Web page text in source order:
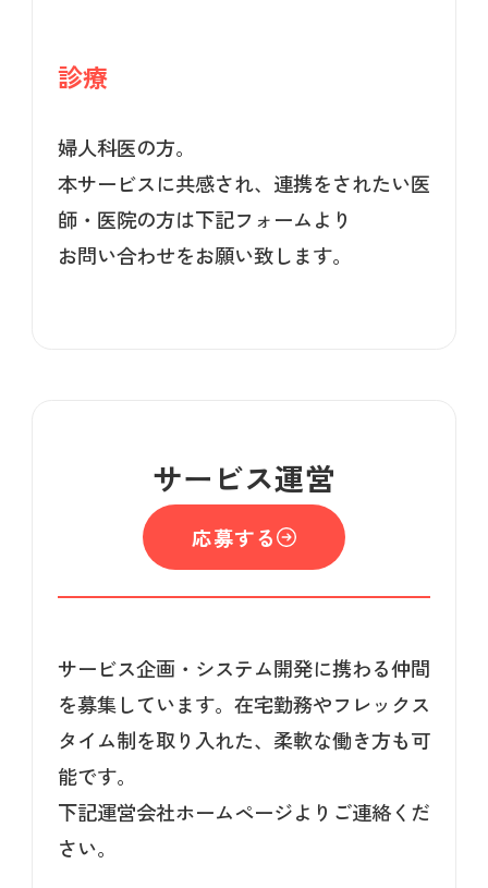
診療
婦人科医の方。
本サービスに共感され、連携をされたい医
師・医院の方は下記フォームより
お問い合わせをお願い致します。
サービス運営
応募する
サービス企画・システム開発に携わる仲間
を募集しています。在宅勤務やフレックス
タイム制を取り入れた、柔軟な働き方も可
能です。
下記運営会社ホームページよりご連絡くだ
さい。